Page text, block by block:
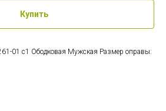
Купить
01 c1 Ободковая Мужская Размер оправы: